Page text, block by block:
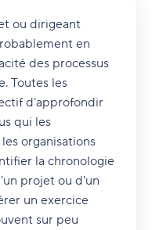
ou dirigeant
en
des processus
Toutes les
d’approfondir
qui les
organisations
la chronologie
projet ou d'un
un exercice
sur peu